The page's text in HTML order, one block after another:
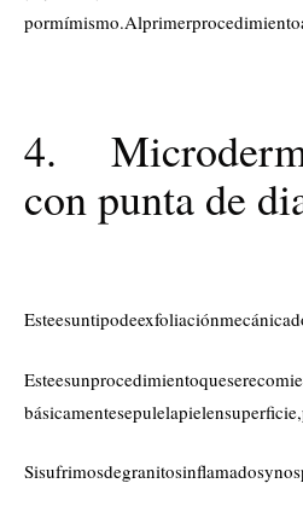
4.
con punta de